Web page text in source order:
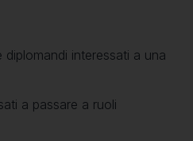
diplomandi interessati a una
a passare a ruoli